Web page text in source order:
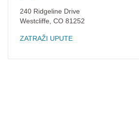
240 Ridgeline Drive
Westcliffe CO 81252
ZATRAŽI UPUTE